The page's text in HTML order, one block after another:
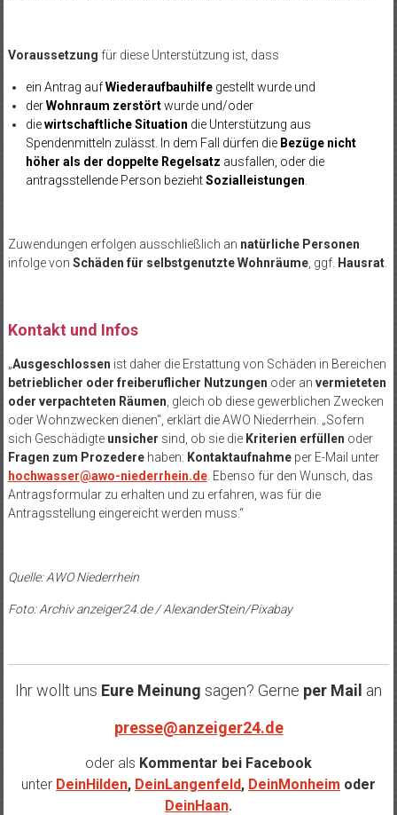
Voraussetzung für diese Unterstützung ist, dass
ein Antrag aufWiederaufbauhilfegestellt wurde und
derWohnraum zerstörtwurde und/oder
diewirtschaftliche Situation die Unterstützung aus
Spendenmitteln zulässt. In dem Fall dürfen die Bezüge nicht
höher als der doppelte Regelsatz ausfallen, oder die
antragsstellende Person beziehtSozialleistungen
Zuwendungen erfolgen ausschließlich an natürliche Personen
infolge von Schäden für selbstgenutzte Wohnräume, ggf. Hausrat.
Kontakt und Infos
„Ausgeschlossen ist daher die Erstattung von Schäden in Bereichen
betrieblicher oder freiberuflicher Nutzungen oder an vermieteten
oder verpachteten Räumen , gleich ob diese gewerblichen Zwecken
oder Wohnzwecken dienen“, erklärt die AWO Niederrhein. „Sofern
sich Geschädigte unsicher sind, ob sie die Kriterien erfüllen oder
Fragen zum Prozederehaben: Kontaktaufnahmeper E-Mail unter
hochwasser@awo-niederrhein.de. Ebenso für den Wunsch, das
Antragsformular zu erhalten und zu erfahren, was für die
Antragsstellung eingereicht werden muss.“
Quelle: AWO Niederrhein
Foto: Archiv anzeiger24.de / AlexanderStein/Pixabay
Ihr wollt uns Eure Meinung sagen? Gerne per Mail an
presse@anzeiger24.de
oder als Kommentar bei Facebook
unter DeinHilden, DeinLangenfeld, DeinMonheim oder
DeinHaan.